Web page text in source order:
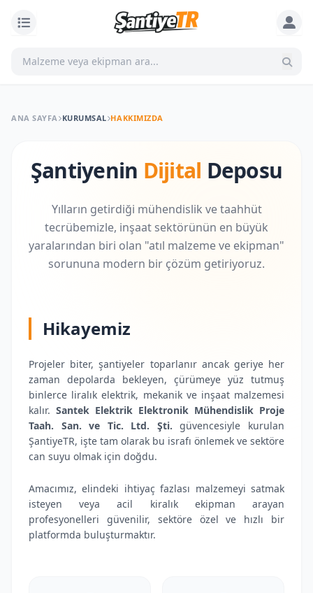
ANA SAYFA KURUMSAL HAKKIMIZDA
Şantiyenin Dijital Deposu
Yılların getirdiği mühendislik ve taahhüt
tecrübemizle, inşaat sektörünün en büyük
yaralarından biri olan "atıl malzeme ve ekipman"
sorununa modern bir çözüm getiriyoruz.
Hikayemiz
Projeler biter, şantiyeler toparlanır ancak geriye her
zaman depolarda bekleyen, çürümeye yüz tutmuş
binlerce liralık elektrik, mekanik ve inşaat malzemesi
kalır. Santek Elektrik Elektronik Mühendislik Proje
Taah. San. ve Tic. Ltd. Şti. güvencesiyle kurulan
ŞantiyeTR, işte tam olarak bu israfı önlemek ve sektöre
can suyu olmak için doğdu.
Amacımız, elindeki ihtiyaç fazlası malzemeyi satmak
isteyen veya acil kiralık ekipman arayan
profesyonelleri güvenilir, sektöre özel ve hızlı bir
platformda buluşturmaktır.